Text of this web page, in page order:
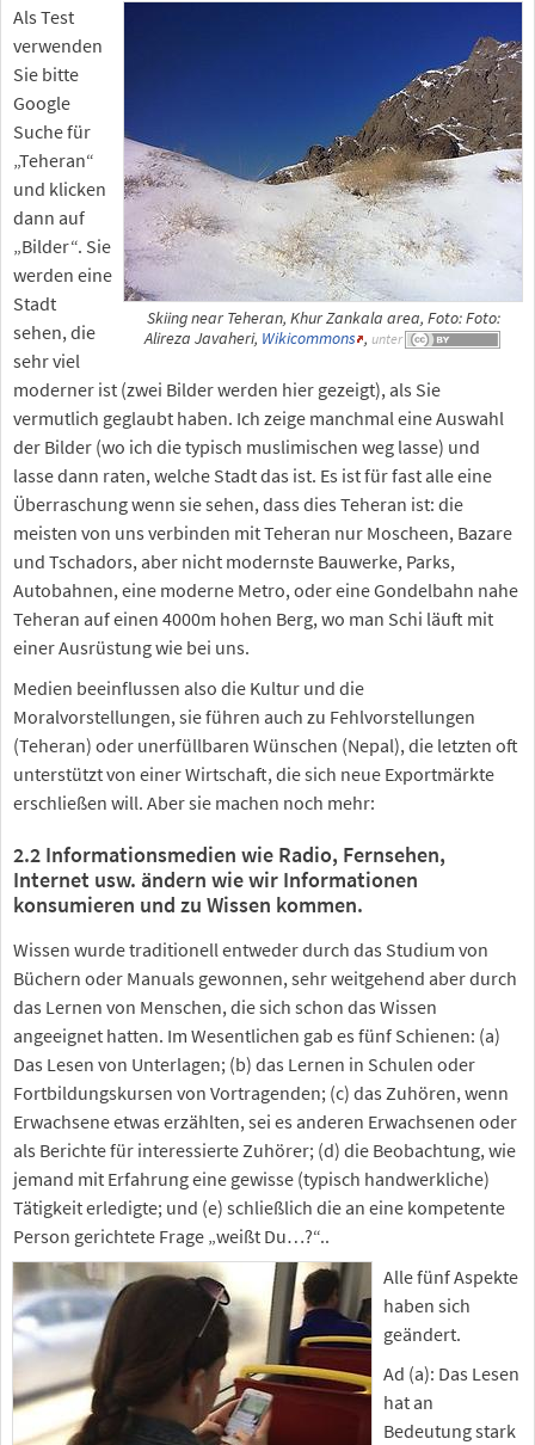
Skiing near Teheran, Khur Zankala area, Foto: Foto:
Alireza Javaheri, Wikicommons , unter
Als Test
verwenden
Sie bitte
Google
Suche für
„Teheran“
und klicken
dann auf
„Bilder“. Sie
werden eine
Stadt
sehen, die
sehr viel
moderner ist (zwei Bilder werden hier gezeigt), als Sie
vermutlich geglaubt haben. Ich zeige manchmal eine Auswahl
der Bilder (wo ich die typisch muslimischen weg lasse) und
lasse dann raten, welche Stadt das ist. Es ist für fast alle eine
Überraschung wenn sie sehen, dass dies Teheran ist: die
meisten von uns verbinden mit Teheran nur Moscheen, Bazare
und Tschadors, aber nicht modernste Bauwerke, Parks,
Autobahnen, eine moderne Metro, oder eine Gondelbahn nahe
Teheran auf einen 4000m hohen Berg, wo man Schi läuft mit
einer Ausrüstung wie bei uns.
Medien beeinflussen also die Kultur und die
Moralvorstellungen, sie führen auch zu Fehlvorstellungen
(Teheran) oder unerfüllbaren Wünschen (Nepal), die letzten oft
unterstützt von einer Wirtschaft, die sich neue Exportmärkte
erschließen will. Aber sie machen noch mehr:
2.2 Informationsmedien wie Radio, Fernsehen,
Internet usw. ändern wie wir Informationen
konsumieren und zu Wissen kommen.
Wissen wurde traditionell entweder durch das Studium von
Büchern oder Manuals gewonnen, sehr weitgehend aber durch
das Lernen von Menschen, die sich schon das Wissen
angeeignet hatten. Im Wesentlichen gab es fünf Schienen: (a)
Das Lesen von Unterlagen; (b) das Lernen in Schulen oder
Fortbildungskursen von Vortragenden; (c) das Zuhören, wenn
Erwachsene etwas erzählten, sei es anderen Erwachsenen oder
als Berichte für interessierte Zuhörer; (d) die Beobachtung, wie
jemand mit Erfahrung eine gewisse (typisch handwerkliche)
Tätigkeit erledigte; und (e) schließlich die an eine kompetente
Person gerichtete Frage „weißt Du…?“..
Alle fünf Aspekte
haben sich
geändert.
Ad (a): Das Lesen
hat an
Bedeutung stark